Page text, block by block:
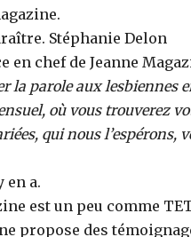
Stéphanie Delon
en chef de Jeanne
la parole aux lesbiennes
où vous trouverez
qui nous l’espérons,
en a.
est un peu comme
propose des